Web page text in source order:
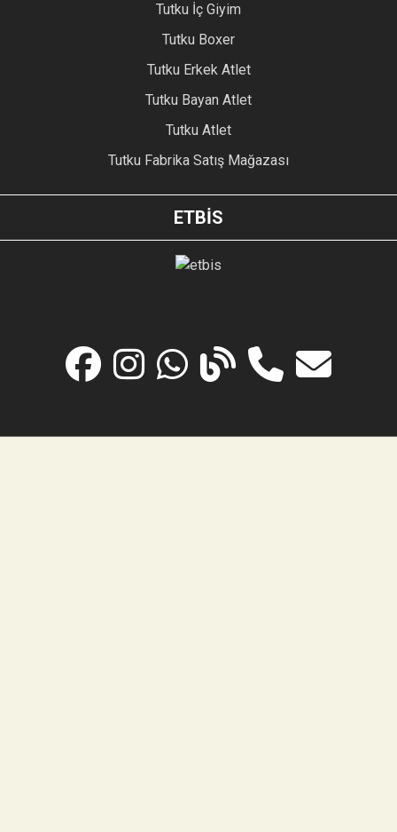
Tutku İç Giyim
Tutku Boxer
Tutku Erkek Atlet
Tutku Bayan Atlet
Tutku Atlet
Tutku Fabrika Satış Mağazası
ETBİS